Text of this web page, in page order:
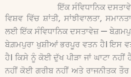
ਇੱਕ ਸੰਵਿਧਾਨਿਕ
ਵਿਸ਼ਵ ਵਿੱਚ ਸ਼ਾਂਤੀ, ਸਾਂਝੀਵਾਲਤਾ,
ਲਈ ਇੱਕ ਸੰਵਿਧਾਨਿਕ ਦਸਤਾਵੇਜ਼ —
ਬੇਗ਼ਮਪੁਰਾ ਖੁਸ਼ੀਆਂ ਭਰਪੂਰ ਵਤਨ ਹੈ। ਇਸ
ਹੈ। ਕਿਸੇ ਨੂੰ ਕੋਈ ਦੁੱਖ ਪੀੜਾ ਜਾਂ ਘਾਟਾ
ਨਹੀਂ ਕੋਈ ਗਰੀਬ ਨਹੀਂ ਅਤੇ ਰਾਜਨੀਤਕ